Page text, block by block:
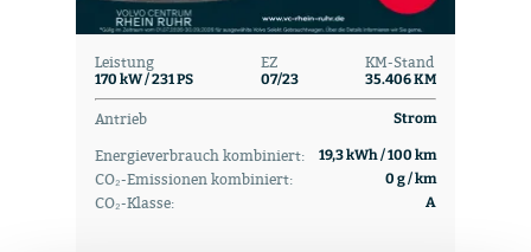
Leistung
170 kW / 231 PS
EZ
07/23
KM-Stand
35.406 KM
Antrieb Strom
Energieverbrauch kombiniert: 19,3 kWh / 100 km
CO₂-Emissionen kombiniert: 0 g / km
CO₂-Klasse: A